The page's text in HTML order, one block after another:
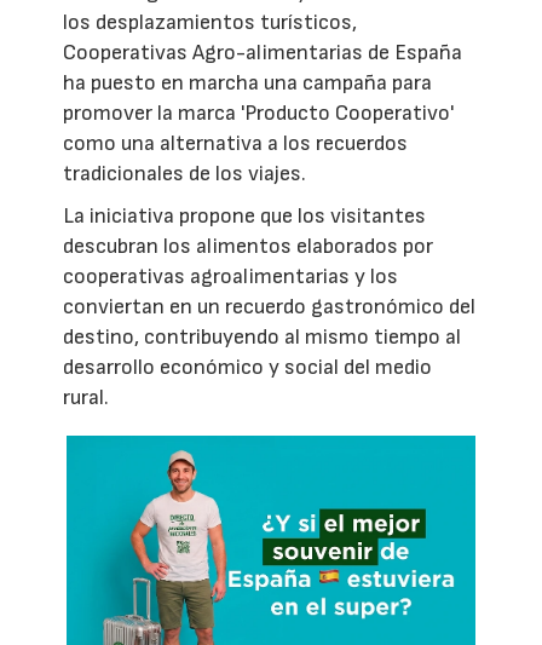
los desplazamientos turísticos,
Cooperativas Agro-alimentarias de España
ha puesto en marcha una campaña para
promover la marca 'Producto Cooperativo'
como una alternativa a los recuerdos
tradicionales de los viajes.
La iniciativa propone que los visitantes
descubran los alimentos elaborados por
cooperativas agroalimentarias y los
conviertan en un recuerdo gastronómico del
destino, contribuyendo al mismo tiempo al
desarrollo económico y social del medio
rural.